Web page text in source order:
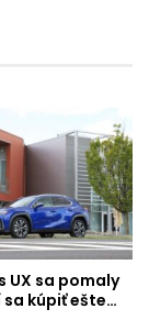
UX sa pomaly
kúpiť ešte…